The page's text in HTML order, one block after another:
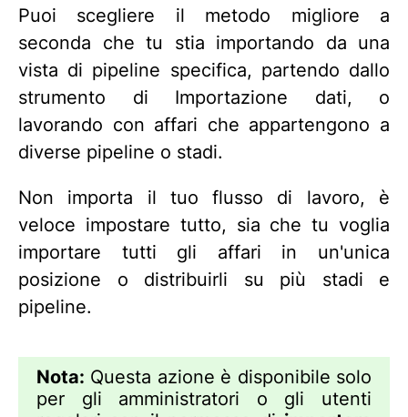
Puoi scegliere il metodo migliore a
seconda che tu stia importando da una
vista di pipeline specifica, partendo dallo
strumento di Importazione dati, o
lavorando con affari che appartengono a
diverse pipeline o stadi.
Non importa il tuo flusso di lavoro, è
veloce impostare tutto, sia che tu voglia
importare tutti gli affari in un'unica
posizione o distribuirli su più stadi e
pipeline.
Nota: Questa azione è disponibile solo
per gli amministratori o gli utenti